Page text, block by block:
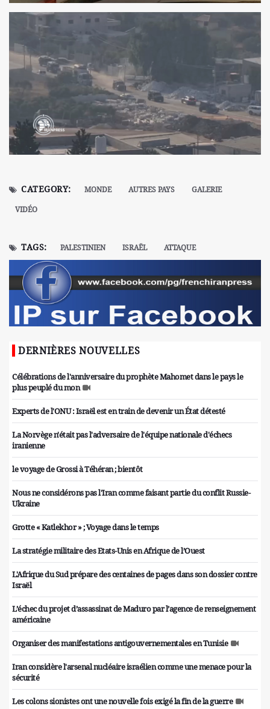
CATEGORY: MONDE AUTRES PAYS
GALERIE
VIDÉO
TAGS: PALESTINIEN ISRAËL ATTAQUE
DERNIÈRES NOUVELLES
Célébrations de l'anniversaire du prophète Mahomet dans le pays le
plus peuplé du mon
Experts de l'ONU : Israël est en train de devenir un État détesté
La Norvège n'était pas l'adversaire de l'équipe nationale d'échecs
iranienne
le voyage de Grossi à Téhéran ; bientôt
Nous ne considérons pas l'Iran comme faisant partie du conflit Russie-
Ukraine
Grotte « Katlekhor » ; Voyage dans le temps
La stratégie militaire des Etats-Unis en Afrique de l’Ouest
L'Afrique du Sud prépare des centaines de pages dans son dossier contre
Israël
L’échec du projet d’assassinat de Maduro par l’agence de renseignement
américaine
Organiser des manifestations antigouvernementales en Tunisie
Iran considère l'arsenal nucléaire israélien comme une menace pour la
sécurité
Les colons sionistes ont une nouvelle fois exigé la fin de la guerre